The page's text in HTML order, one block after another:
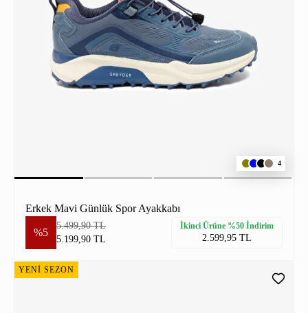
4
Erkek Mavi Günlük Spor Ayakkabı
%5
5.499,90 TL
5.199,90 TL
İkinci Ürüne %50 İndirim
2.599,95 TL
YENİ SEZON